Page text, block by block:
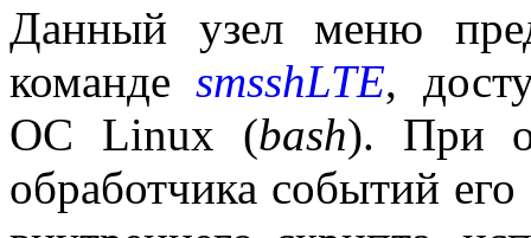
Данный узел меню
командеsmsshLTE,
ОС Linux (bash). При
обработчика событий